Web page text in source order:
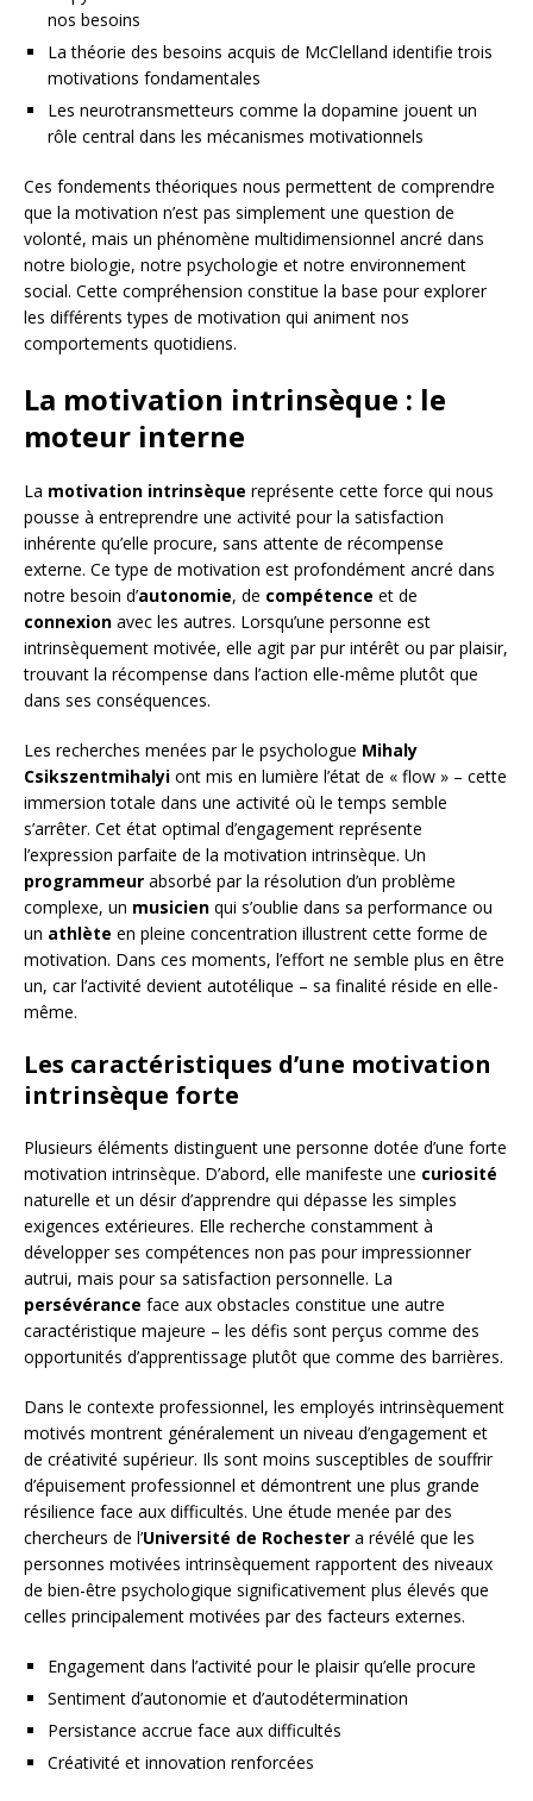
nos besoins
La théorie des besoins acquis de McClelland identifie trois
motivations fondamentales
Les neurotransmetteurs comme la dopamine jouent un
rôle central dans les mécanismes motivationnels
Ces fondements théoriques nous permettent de comprendre
que la motivation n’est pas simplement une question de
volonté, mais un phénomène multidimensionnel ancré dans
notre biologie, notre psychologie et notre environnement
social. Cette compréhension constitue la base pour explorer
les différents types de motivation qui animent nos
comportements quotidiens.
La motivation intrinsèque : le
moteur interne
La motivation intrinsèque représente cette force qui nous
pousse à entreprendre une activité pour la satisfaction
inhérente qu’elle procure, sans attente de récompense
externe. Ce type de motivation est profondément ancré dans
notre besoin d’autonomie, de compétence et de
connexion avec les autres. Lorsqu’une personne est
intrinsèquement motivée, elle agit par pur intérêt ou par plaisir,
trouvant la récompense dans l’action elle-même plutôt que
dans ses conséquences.
Les recherches menées par le psychologue Mihaly
Csikszentmihalyi ont mis en lumière l’état de « flow » – cette
immersion totale dans une activité où le temps semble
s’arrêter. Cet état optimal d’engagement représente
l’expression parfaite de la motivation intrinsèque. Un
programmeur absorbé par la résolution d’un problème
complexe, un musicien qui s’oublie dans sa performance ou
un athlète en pleine concentration illustrent cette forme de
motivation. Dans ces moments, l’effort ne semble plus en être
un, car l’activité devient autotélique – sa finalité réside en elle-
même.
Les caractéristiques d’une motivation
intrinsèque forte
Plusieurs éléments distinguent une personne dotée d’une forte
motivation intrinsèque. D’abord, elle manifeste une curiosité
naturelle et un désir d’apprendre qui dépasse les simples
exigences extérieures. Elle recherche constamment à
développer ses compétences non pas pour impressionner
autrui, mais pour sa satisfaction personnelle. La
persévérance face aux obstacles constitue une autre
caractéristique majeure – les défis sont perçus comme des
opportunités d’apprentissage plutôt que comme des barrières.
Dans le contexte professionnel, les employés intrinsèquement
motivés montrent généralement un niveau d’engagement et
de créativité supérieur. Ils sont moins susceptibles de souffrir
d’épuisement professionnel et démontrent une plus grande
résilience face aux difficultés. Une étude menée par des
chercheurs de l’Université de Rochester a révélé que les
personnes motivées intrinsèquement rapportent des niveaux
de bien-être psychologique significativement plus élevés que
celles principalement motivées par des facteurs externes.
Engagement dans l’activité pour le plaisir qu’elle procure
Sentiment d’autonomie et d’autodétermination
Persistance accrue face aux difficultés
Créativité et innovation renforcées